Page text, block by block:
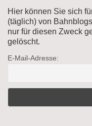
Hier können Sie sich
(täglich) von
nur für diesen Zweck
gelöscht.
E-Mail-Adresse: